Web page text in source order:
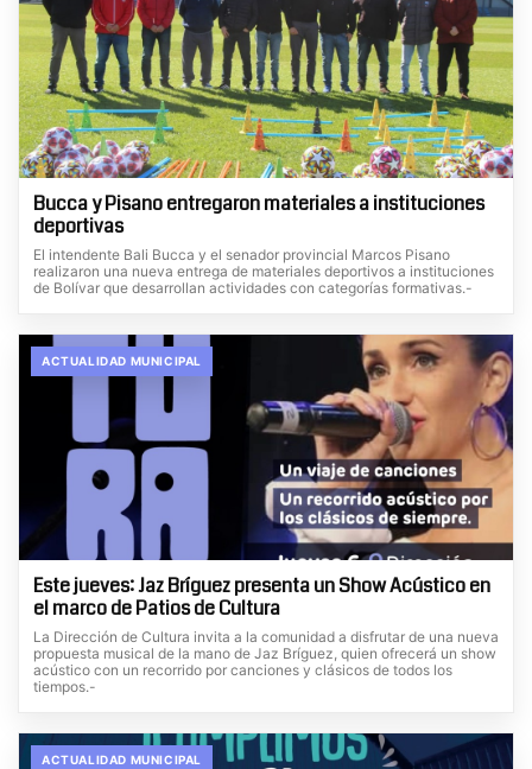
Bucca y Pisano entregaron materiales a instituciones
deportivas
El intendente Bali Bucca y el senador provincial Marcos Pisano
realizaron una nueva entrega de materiales deportivos a instituciones
de Bolívar que desarrollan actividades con categorías formativas.-
ACTUALIDAD MUNICIPAL
Este jueves: Jaz Bríguez presenta un Show Acústico en
el marco de Patios de Cultura
La Dirección de Cultura invita a la comunidad a disfrutar de una nueva
propuesta musical de la mano de Jaz Bríguez, quien ofrecerá un show
acústico con un recorrido por canciones y clásicos de todos los
tiempos.-
ACTUALIDAD MUNICIPAL